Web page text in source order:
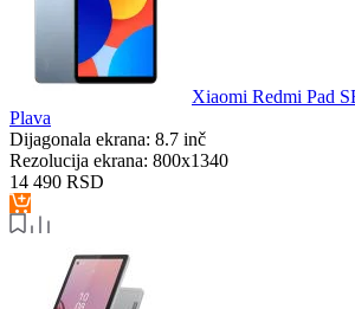
Xiaomi Redmi Pad
Plava
Dijagonala ekrana: 8.7 inč
Rezolucija ekrana: 800x1340
14 490 RSD